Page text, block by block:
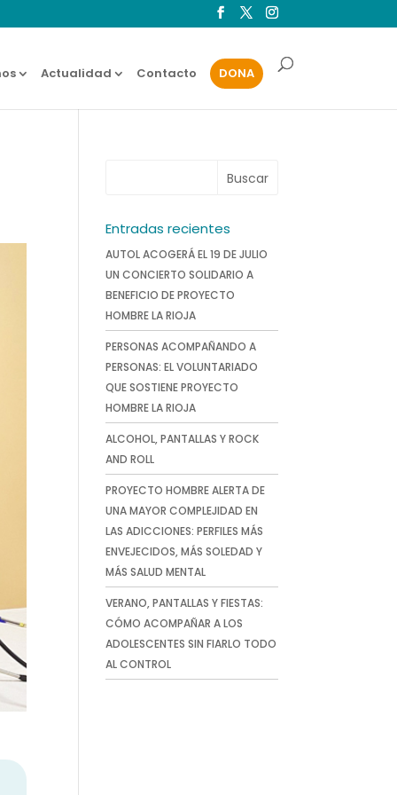
Actualidad Contacto DONA
Entradas recientes
AUTOL ACOGERÁ EL 19 DE JULIO
UN CONCIERTO SOLIDARIO A
BENEFICIO DE PROYECTO
HOMBRE LA RIOJA
PERSONAS ACOMPAÑANDO A
PERSONAS: EL VOLUNTARIADO
QUE SOSTIENE PROYECTO
HOMBRE LA RIOJA
ALCOHOL, PANTALLAS Y ROCK
AND ROLL
PROYECTO HOMBRE ALERTA DE
UNA MAYOR COMPLEJIDAD EN
LAS ADICCIONES: PERFILES MÁS
ENVEJECIDOS, MÁS SOLEDAD Y
MÁS SALUD MENTAL
VERANO, PANTALLAS Y FIESTAS:
CÓMO ACOMPAÑAR A LOS
ADOLESCENTES SIN FIARLO TODO
AL CONTROL